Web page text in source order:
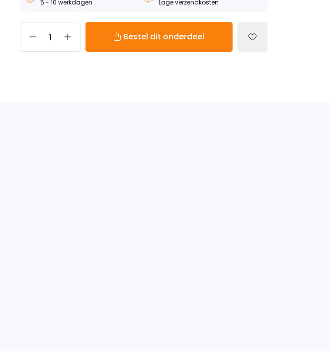
5 - 10 werkdagen Lage verzendkosten
Bestel dit onderdeel